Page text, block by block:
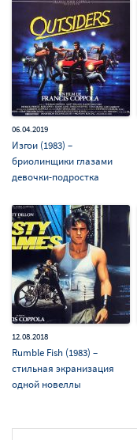
06.04.2019
Изгои (1983) –
бриолинщики глазами
девочки-подростка
12.08.2018
Rumble Fish (1983) –
стильная экранизация
одной новеллы